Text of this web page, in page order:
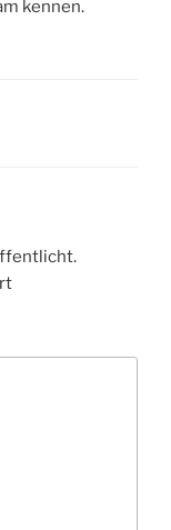
kennen.